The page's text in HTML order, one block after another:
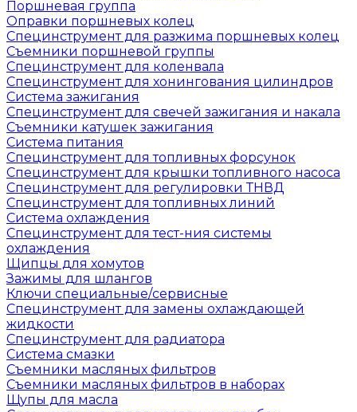
Поршневая группа
Оправки поршневых колец
Специнструмент для разжима поршневых колец
Съемники поршневой группы
Специнструмент для коленвала
Специнструмент для хонингования цилиндров
Система зажигания
Специнструмент для свечей зажигания и накала
Съемники катушек зажигания
Система питания
Специнструмент для топливных форсунок
Специнструмент для крышки топливного насоса
Специнструмент для регулировки ТНВД
Специнструмент для топливных линий
Система охлаждения
Специнструмент для тест-ния системы
охлаждения
Щипцы для хомутов
Зажимы для шлангов
Ключи специальные/сервисные
Специнструмент для замены охлаждающей
жидкости
Специнструмент для радиатора
Система смазки
Съемники масляных фильтров
Съемники масляных фильтров в наборах
Щупы для масла